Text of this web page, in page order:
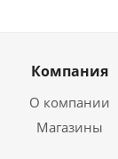
Компания
О компании
Магазины